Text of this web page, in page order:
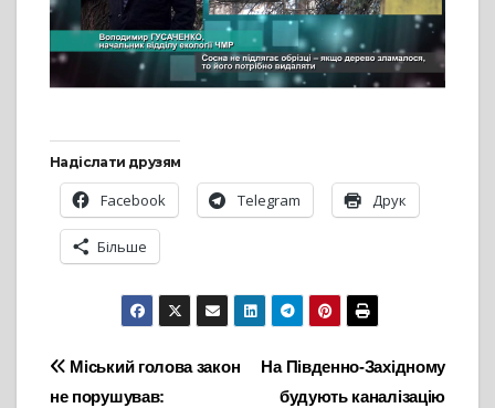
Надіслати друзям
Facebook Telegram Друк
Більше
Навігація
На Південно-Західному
будують каналізацію
Міський голова закон
не порушував: